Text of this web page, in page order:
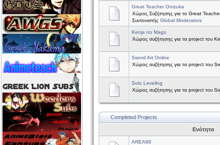
Great Teacher Onizuka
Χώρος Συζήτησης για το Great
Συντονιστής Global Moderators
Kenja no Mago
Χώρος συζήτησης για τα project του
Sword Art Online
Χώρος συζήτησης για τα project του
Solo Leveling
Χώρος συζήτησης για τα project του
Completed Projects
Ενότητα
AREA88